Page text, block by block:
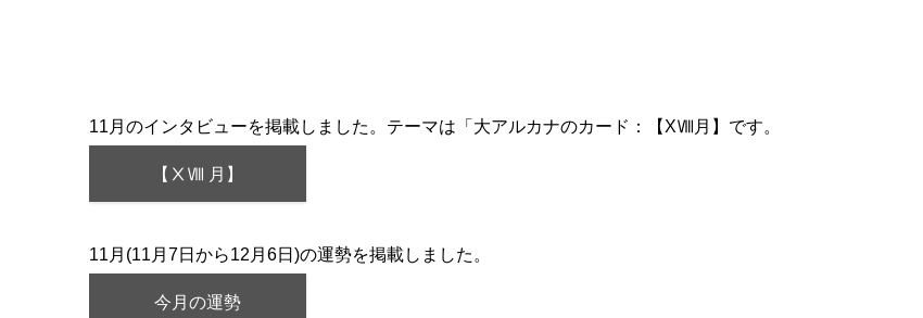
11月のインタビューを掲載しました。テーマは「大アルカナのカード：【XⅧ月】です。
【ⅩⅧ 月】
11月(11月7日から12月6日)の運勢を掲載しました。
今月の運勢